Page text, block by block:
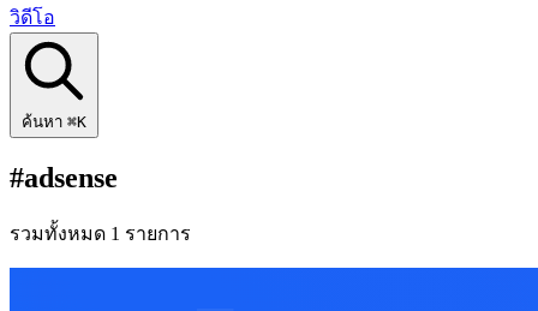
วิดีโอ
ค้นหา ⌘K
#adsense
รวมทั้งหมด 1 รายการ